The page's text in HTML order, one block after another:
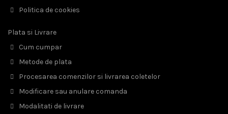
Politica de cookies
Plata si Livrare
Cum cumpar
Metode de plata
Procesarea comenzilor si livrarea coletelor
Modificare sau anulare comanda
Modalitati de livrare